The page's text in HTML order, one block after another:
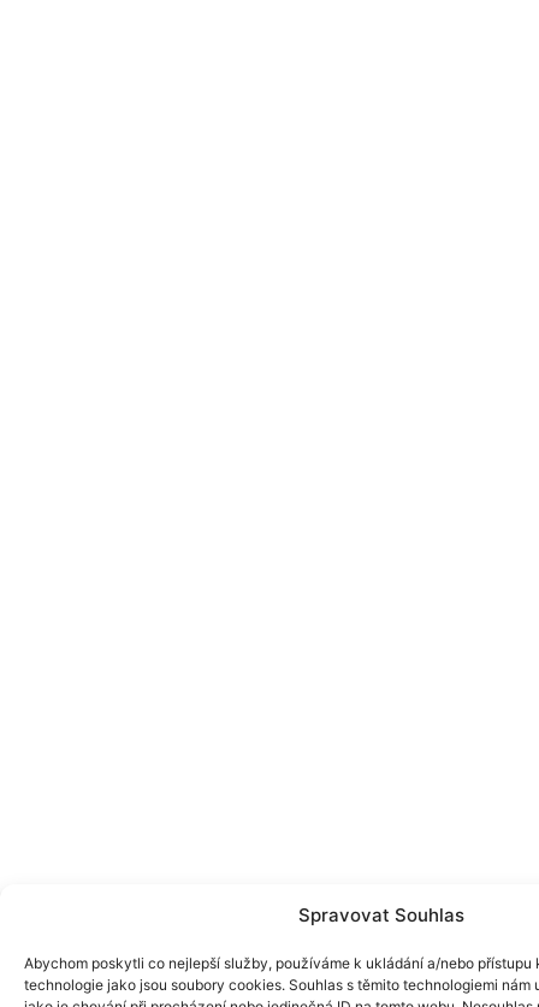
Spravovat Souhlas
Abychom poskytli co nejlepší služby, používáme k ukládání a/nebo přístupu
technologie jako jsou soubory cookies. Souhlas s těmito technologiemi